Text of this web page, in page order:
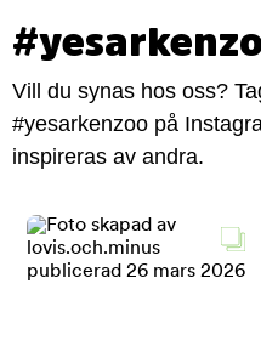
Vill du synas hos oss?
#yesarkenzoo på
inspireras av andra.